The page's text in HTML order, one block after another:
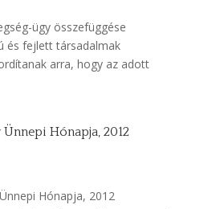
ügy összefüggése
fejlett társadalmak
arra, hogy az adott
Hónapja, 2012
Hónapja, 2012